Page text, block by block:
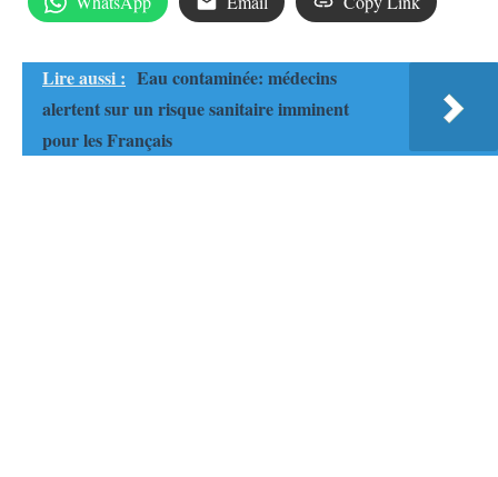
Lire aussi : Eau contaminée: médecins
alertent sur un risque sanitaire imminent
pour les Français